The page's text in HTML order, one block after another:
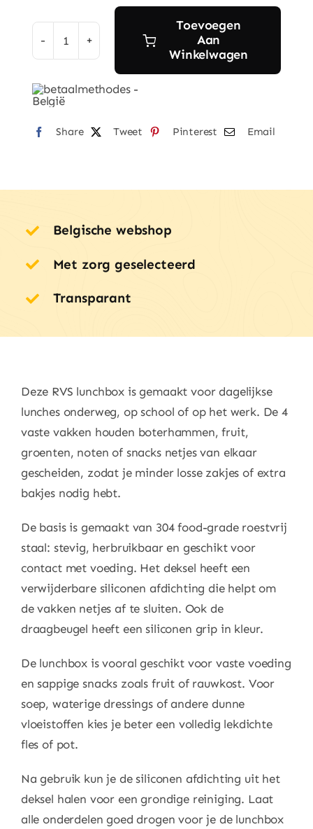
Purely
RVS
met
aantal
Toevoegen
Aan
Winkelwagen
Share Tweet Pinterest Email
Belgische webshop
Met zorg geselecteerd
Transparant
Deze RVS lunchbox is gemaakt voor dagelijkse
lunches onderweg, op school of op het werk. De 4
vaste vakken houden boterhammen, fruit,
groenten, noten of snacks netjes van elkaar
gescheiden, zodat je minder losse zakjes of extra
bakjes nodig hebt.
De basis is gemaakt van 304 food-grade roestvrij
staal: stevig, herbruikbaar en geschikt voor
contact met voeding. Het deksel heeft een
verwijderbare siliconen afdichting die helpt om
de vakken netjes af te sluiten. Ook de
draagbeugel heeft een siliconen grip in kleur.
De lunchbox is vooral geschikt voor vaste voeding
en sappige snacks zoals fruit of rauwkost. Voor
soep, waterige dressings of andere dunne
vloeistoffen kies je beter een volledig lekdichte
fles of pot.
Na gebruik kun je de siliconen afdichting uit het
deksel halen voor een grondige reiniging. Laat
alle onderdelen goed drogen voor je de lunchbox